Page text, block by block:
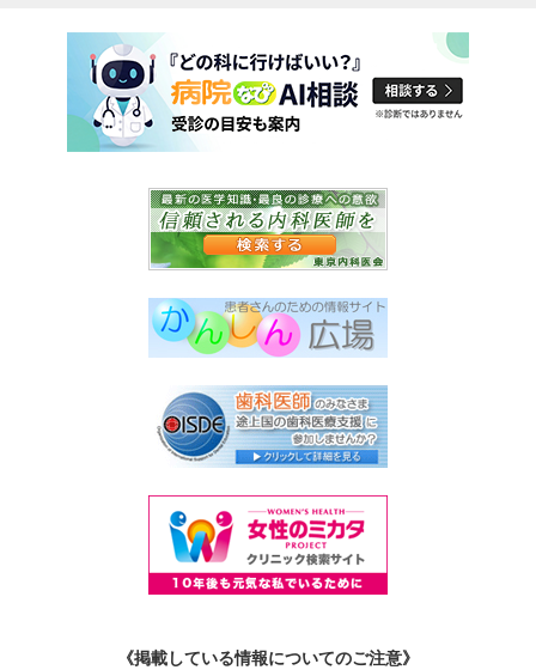
《掲載している情報についてのご注意》